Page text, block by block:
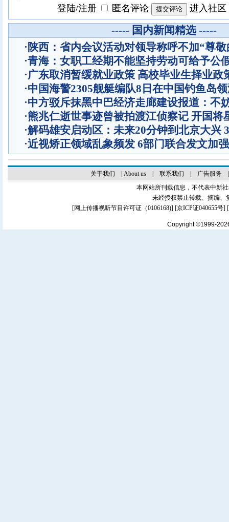
登陆/注册 匿名评论 进入社区
----- 国内新闻精选 -----
·陕西：省内会议活动对领导称呼不加“尊敬
·青海：女职工经期不能坚持劳动可给予公
·广东取消暂缓就业政策 高校毕业生择业政
·中国海警2305舰艇编队8日在中国钓鱼岛
·中方驳斥抹黑中巴经济走廊建设报道：不
·熊兆仁逝世事迹曾被拍渡江侦察记 开国将
·解码雄安启动区：未来20分钟到北京大兴
·近视矫正领域乱象频发 6部门联合发文加
关于我们 About us| 联系我们 广告服务
本网站所刊载信息，不代表中新
未经授权禁止转载、摘编、
[网上传播视听节目许可证（0106168)] [京ICP证040655号]
Copyright ©1999-